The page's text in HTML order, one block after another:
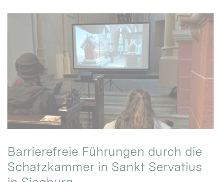
Barrierefreie Führungen durch die
Schatzkammer in Sankt Servatius